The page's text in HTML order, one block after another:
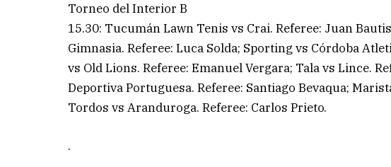
Torneo del Interior B
15.30: Tucumán Lawn Tenis vs Crai. Referee: Juan
Gimnasia. Referee: Luca Solda; Sporting vs Córdoba
vs Old Lions. Referee: Emanuel Vergara; Tala vs Lince.
Deportiva Portuguesa. Referee: Santiago Bevaqua;
Tordos vs Aranduroga. Referee: Carlos Prieto.
.